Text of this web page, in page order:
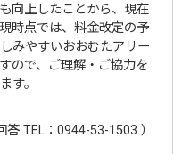
向上したことから、現在
時点では、料金改定の予
みやすいおおむたアリー
ので、ご理解・ご協力を
す。
TEL：0944-53-1503 ）